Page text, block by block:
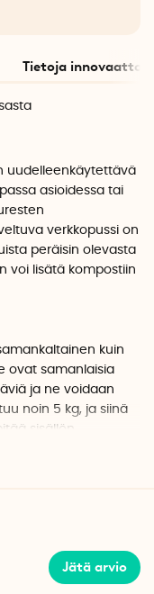
Tietoja
uudelleenkäytettävä
asioidessa tai
verkkopussi on
peräisin olevasta
voi lisätä kompostiin
kuin
ovat samanlaisia
ja ne voidaan
noin 5 kg, ja siinä
sisällön
ja
perunoita,
vihanneksia
Jätä arvio